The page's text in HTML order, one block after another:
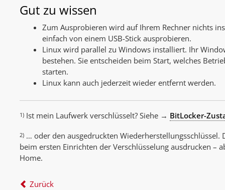
Gut zu wissen
Zum Ausprobieren wird auf Ihrem Rechner nichts
einfach von einem USB-Stick ausprobieren.
Linux wird parallel zu Windows installiert. Ihr
bestehen. Sie entscheiden beim Start, welches
starten.
Linux kann auch jederzeit wieder entfernt werden.
1) Ist mein Laufwerk verschlüsselt? Siehe → BitLocker-
2) … oder den ausgedruckten Wiederherstellungsschlüssel.
beim ersten Einrichten der Verschlüsselung ausdrucken –
Home.
Zurück